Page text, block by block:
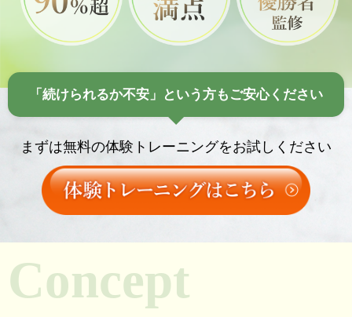
「続けられるか不安」という方もご安心ください
まずは無料の体験トレーニングをお試しください
Concept